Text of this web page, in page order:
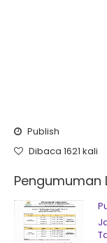
Publish
Dibaca 1621 kali
Pengumuman